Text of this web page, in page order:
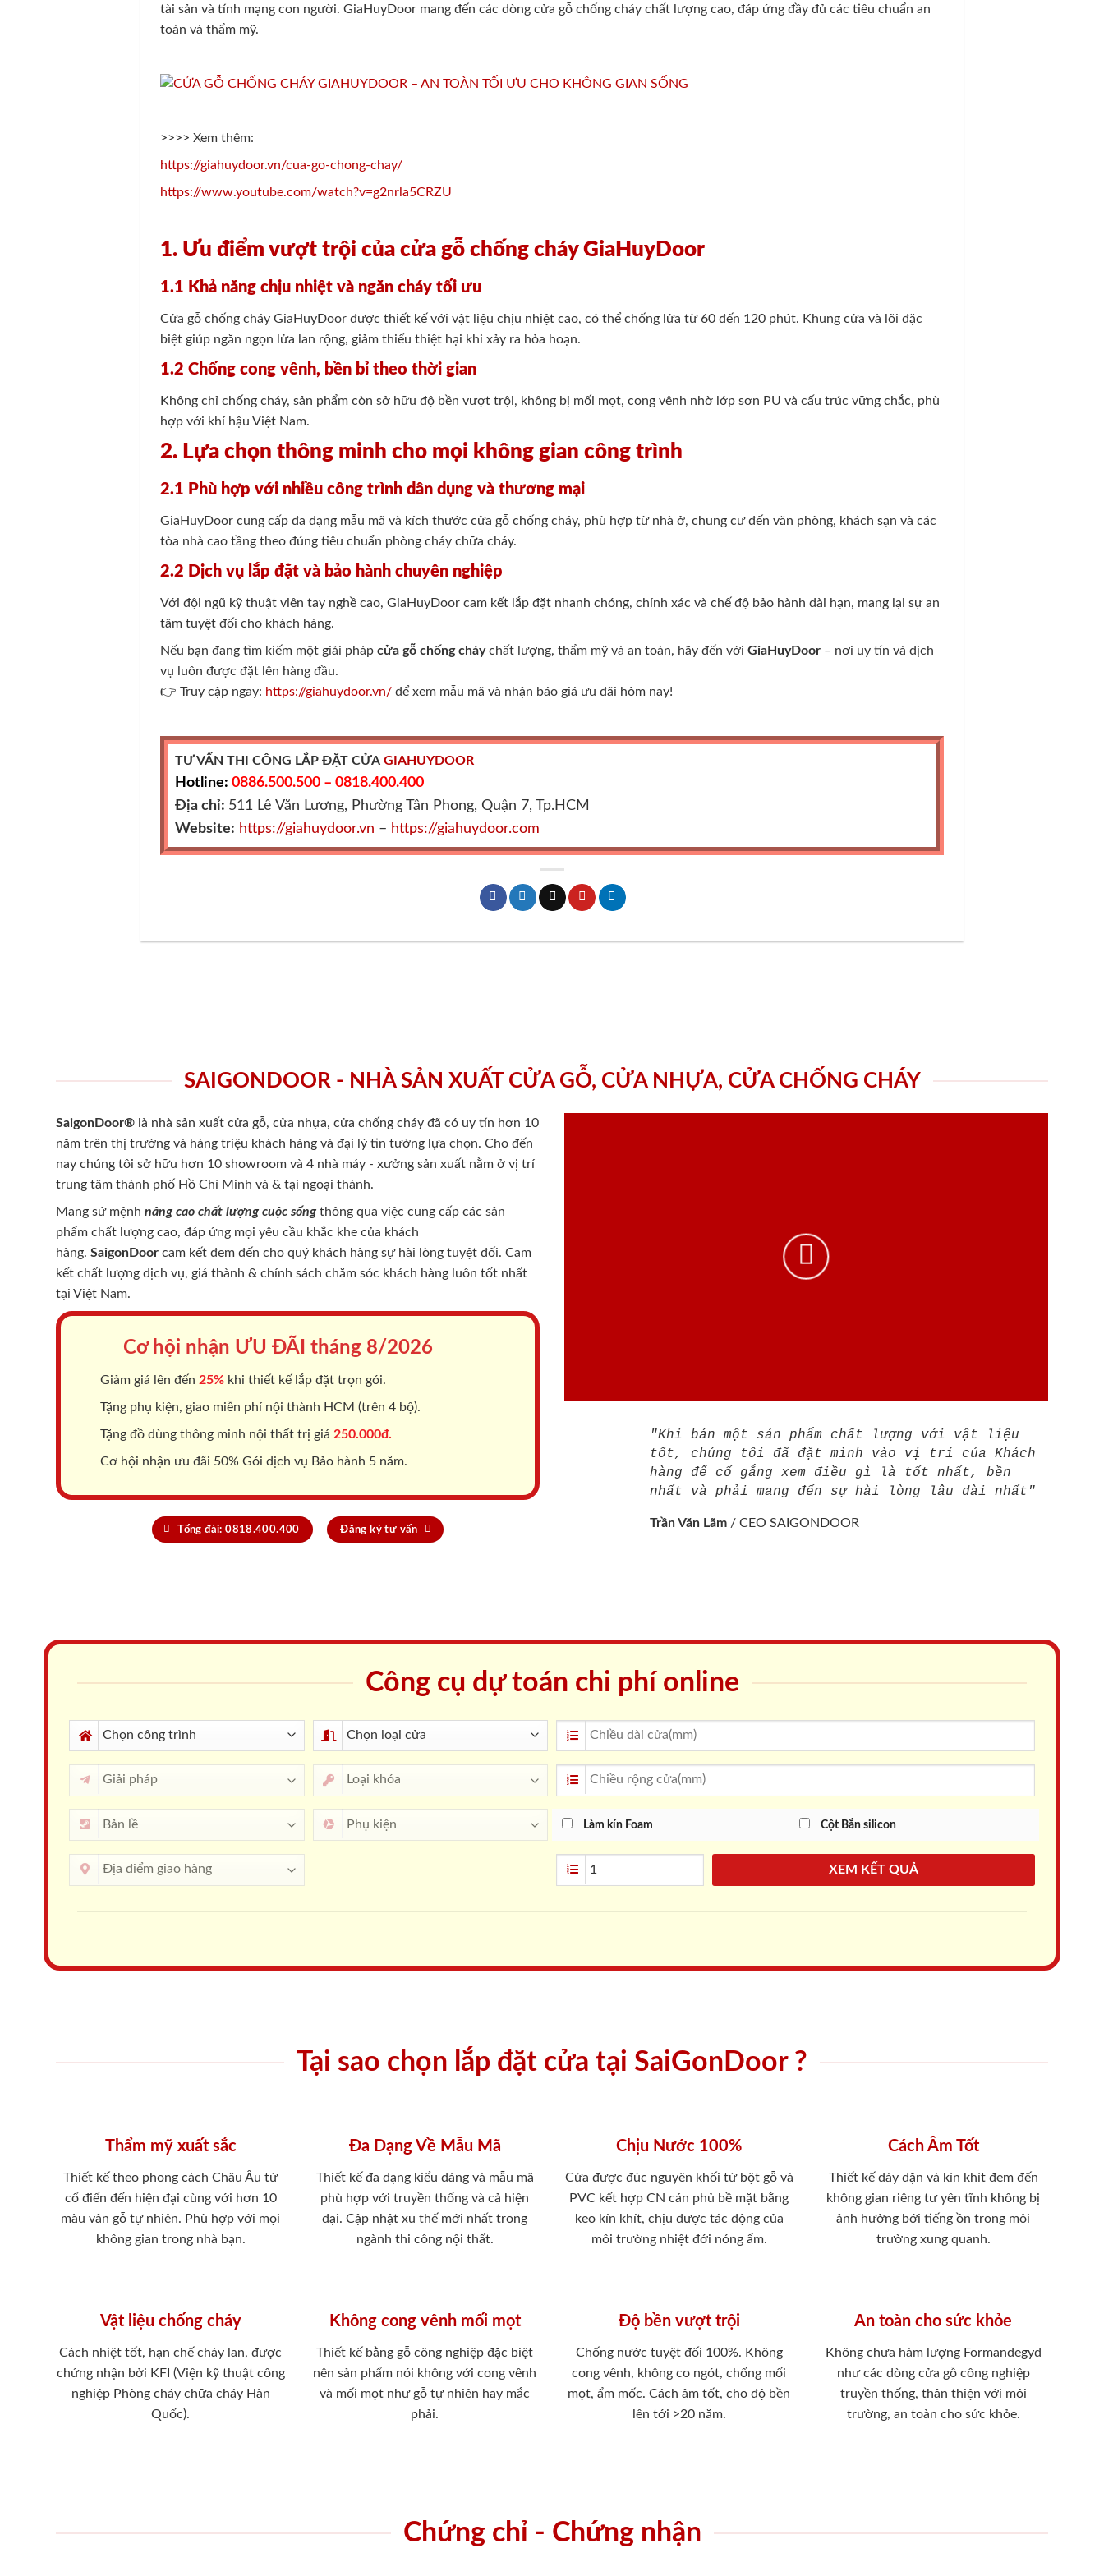
tài sản và tính mạng con người. GiaHuyDoor mang đến các dòng cửa gỗ chống cháy chất lượng cao, đáp ứng đầy đủ các tiêu chuẩn an
toàn và thẩm mỹ.
>>>> Xem thêm:
https://giahuydoor.vn/cua-go-chong-chay/
https://www.youtube.com/watch?v=g2nrla5CRZU
1. Ưu điểm vượt trội của cửa gỗ chống cháy GiaHuyDoor
1.1 Khả năng chịu nhiệt và ngăn cháy tối ưu
Cửa gỗ chống cháy GiaHuyDoor được thiết kế với vật liệu chịu nhiệt cao, có thể chống lửa từ 60 đến 120 phút. Khung cửa và lõi đặc
biệt giúp ngăn ngọn lửa lan rộng, giảm thiểu thiệt hại khi xảy ra hỏa hoạn.
1.2 Chống cong vênh, bền bỉ theo thời gian
Không chỉ chống cháy, sản phẩm còn sở hữu độ bền vượt trội, không bị mối mọt, cong vênh nhờ lớp sơn PU và cấu trúc vững chắc, phù
hợp với khí hậu Việt Nam.
2. Lựa chọn thông minh cho mọi không gian công trình
2.1 Phù hợp với nhiều công trình dân dụng và thương mại
GiaHuyDoor cung cấp đa dạng mẫu mã và kích thước cửa gỗ chống cháy, phù hợp từ nhà ở, chung cư đến văn phòng, khách sạn và các
tòa nhà cao tầng theo đúng tiêu chuẩn phòng cháy chữa cháy.
2.2 Dịch vụ lắp đặt và bảo hành chuyên nghiệp
Với đội ngũ kỹ thuật viên tay nghề cao, GiaHuyDoor cam kết lắp đặt nhanh chóng, chính xác và chế độ bảo hành dài hạn, mang lại sự an
tâm tuyệt đối cho khách hàng.
Nếu bạn đang tìm kiếm một giải phápcửa gỗ chống cháychất lượng, thẩm mỹ và an toàn, hãy đến vớiGiaHuyDoor – nơi uy tín và dịch
vụ luôn được đặt lên hàng đầu.
👉 Truy cập ngay: https://giahuydoor.vn/ để xem mẫu mã và nhận báo giá ưu đãi hôm nay!
TƯ VẤN THI CÔNG LẮP ĐẶT CỬA GIAHUYDOOR
Hotline: 0886.500.500 – 0818.400.400
Địa chỉ: 511 Lê Văn Lương, Phường Tân Phong, Quận 7, Tp.HCM
Website: https://giahuydoor.vn – https://giahuydoor.com
SAIGONDOOR - NHÀ SẢN XUẤT CỬA GỖ, CỬA NHỰA, CỬA CHỐNG CHÁY
SaigonDoor® là nhà sản xuất cửa gỗ, cửa nhựa, cửa chống cháy đã có uy tín hơn 10
năm trên thị trường và hàng triệu khách hàng và đại lý tin tưởng lựa chọn. Cho đến
nay chúng tôi sở hữu hơn 10 showroom và 4 nhà máy - xưởng sản xuất nằm ở vị trí
trung tâm thành phố Hồ Chí Minh và & tại ngoại thành.
Mang sứ mệnh nâng cao chất lượng cuộc sốngthông qua việc cung cấp các sản
phẩm chất lượng cao, đáp ứng mọi yêu cầu khắc khe của khách
hàng. SaigonDoor cam kết đem đến cho quý khách hàng sự hài lòng tuyệt đối. Cam
kết chất lượng dịch vụ, giá thành & chính sách chăm sóc khách hàng luôn tốt nhất
tại Việt Nam.
Cơ hội nhận ƯU ĐÃI tháng 8/2026
Giảm giá lên đến 25% khi thiết kế lắp đặt trọn gói.
Tặng phụ kiện, giao miễn phí nội thành HCM (trên 4 bộ).
Tặng đồ dùng thông minh nội thất trị giá 250.000đ.
Cơ hội nhận ưu đãi 50% Gói dịch vụ Bảo hành 5 năm.
Tổng đài: 0818.400.400 Đăng ký tư vấn
"Khi bán một sản phẩm chất lượng với vật liệu
tốt, chúng tôi đã đặt mình vào vị trí của Khách
hàng để cố gắng xem điều gì là tốt nhất, bền
nhất và phải mang đến sự hài lòng lâu dài nhất"
Trần Văn Lãm / CEO SAIGONDOOR
Công cụ dự toán chi phí online
Làm kín Foam Cột Bắn silicon
XEM KẾT QUẢ
Tại sao chọn lắp đặt cửa tại SaiGonDoor ?
Thẩm mỹ xuất sắc
Thiết kế theo phong cách Châu Âu từ
cổ điển đến hiện đại cùng với hơn 10
màu vân gỗ tự nhiên. Phù hợp với mọi
không gian trong nhà bạn.
Đa Dạng Về Mẫu Mã
Thiết kế đa dạng kiểu dáng và mẫu mã
phù hợp với truyền thống và cả hiện
đại. Cập nhật xu thế mới nhất trong
ngành thi công nội thất.
Chịu Nước 100%
Cửa được đúc nguyên khối từ bột gỗ và
PVC kết hợp CN cán phủ bề mặt bằng
keo kín khít, chịu được tác động của
môi trường nhiệt đới nóng ẩm.
Cách Âm Tốt
Thiết kế dày dặn và kín khít đem đến
không gian riêng tư yên tĩnh không bị
ảnh hưởng bới tiếng ồn trong môi
trường xung quanh.
Vật liệu chống cháy
Cách nhiệt tốt, hạn chế cháy lan, được
chứng nhận bởi KFI (Viện kỹ thuật công
nghiệp Phòng cháy chữa cháy Hàn
Quốc).
Không cong vênh mối mọt
Thiết kế bằng gỗ công nghiệp đặc biệt
nên sản phẩm nói không với cong vênh
và mối mọt như gỗ tự nhiên hay mắc
phải.
Độ bền vượt trội
Chống nước tuyệt đối 100%. Không
cong vênh, không co ngót, chống mối
mọt, ẩm mốc. Cách âm tốt, cho độ bền
lên tới >20 năm.
An toàn cho sức khỏe
Không chưa hàm lượng Formandegyd
như các dòng cửa gỗ công nghiệp
truyền thống, thân thiện với môi
trường, an toàn cho sức khỏe.
Chứng chỉ - Chứng nhận